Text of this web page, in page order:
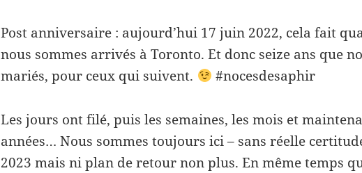
Post anniversaire : aujourd’hui 17 juin 2022, cela fait
nous sommes arrivés à Toronto. Et donc seize ans que
mariés, pour ceux qui suivent.
#nocesdesaphir
Les jours ont filé, puis les semaines, les mois et
années… Nous sommes toujours ici – sans réelle
2023 mais ni plan de retour non plus. En même temps